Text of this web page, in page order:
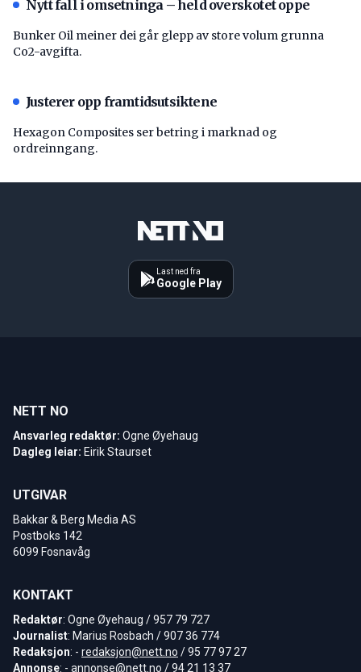
Nytt fall i omsetninga – held overskotet oppe
Bunker Oil meiner dei går glepp av store volum grunna
Co2-avgifta.
Justerer opp framtidsutsiktene
Hexagon Composites ser betring i marknad og
ordreinngang.
Last ned fra
Google Play
NETT NO
Ansvarleg redaktør: Ogne Øyehaug
Dagleg leiar: Eirik Staurset
UTGIVAR
Bakkar & Berg Media AS
Postboks 142
6099 Fosnavåg
KONTAKT
Redaktør: Ogne Øyehaug / 957 79 727
Journalist: Marius Rosbach / 907 36 774
Redaksjon: - redaksjon@nett.no / 95 77 97 27
Annonse: - annonse@nett.no / 94 21 13 37